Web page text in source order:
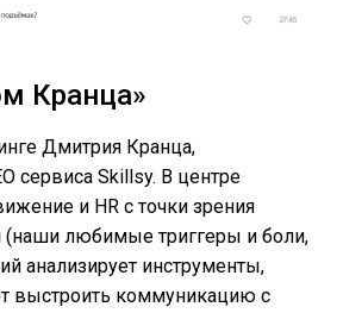
Кранца»
Дмитрия Кранца,
сервиса Skillsy. В центре
и HR с точки зрения
любимые триггеры и боли,
анализирует инструменты,
выстроить коммуникацию с